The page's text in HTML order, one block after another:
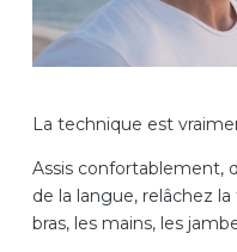
La technique est
Assis confortablement,
de la langue, relâchez
bras, les mains, les